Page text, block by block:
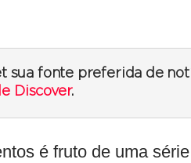
sua fonte preferida de
Discover.
é fruto de uma